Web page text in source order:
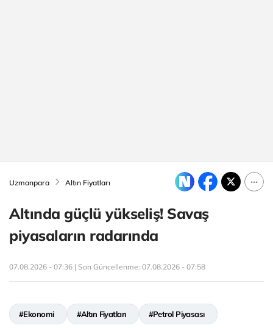
Uzmanpara Altın Fiyatları
Altında güçlü yükseliş! Savaş
piyasaların radarında
07.08.2026 - 07:36 | Son Güncellenme: 07.08.2026 - 07:58
#Ekonomi #Altın Fiyatları #Petrol Piyasası